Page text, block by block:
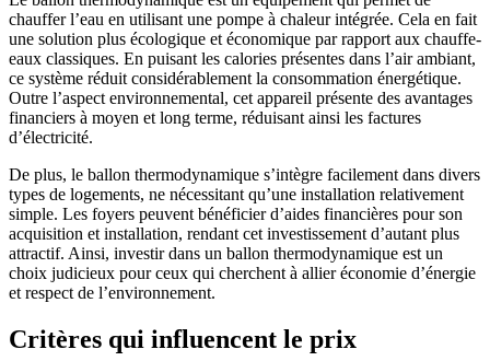
chauffer l’eau en utilisant une pompe à chaleur intégrée. Cela en fait
une solution plus écologique et économique par rapport aux chauffe-
eaux classiques. En puisant les calories présentes dans l’air ambiant,
ce système réduit considérablement la consommation énergétique.
Outre l’aspect environnemental, cet appareil présente des avantages
financiers à moyen et long terme, réduisant ainsi les factures
d’électricité.
De plus, le ballon thermodynamique s’intègre facilement dans divers
types de logements, ne nécessitant qu’une installation relativement
simple. Les foyers peuvent bénéficier d’aides financières pour son
acquisition et installation, rendant cet investissement d’autant plus
attractif. Ainsi, investir dans un ballon thermodynamique est un
choix judicieux pour ceux qui cherchent à allier économie d’énergie
et respect de l’environnement.
Critères qui influencent le prix